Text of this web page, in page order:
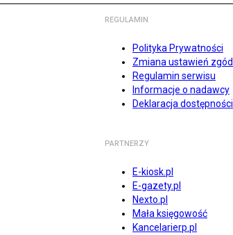
REGULAMIN
Polityka Prywatności
Zmiana ustawień zgód
Regulamin serwisu
Informacje o nadawcy
Deklaracja dostępności
PARTNERZY
E-kiosk.pl
E-gazety.pl
Nexto.pl
Mała księgowość
Kancelarierp.pl